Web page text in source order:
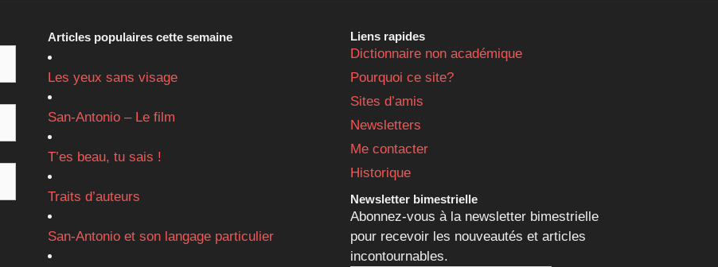
Articles populaires cette semaine
Les yeux sans visage
San-Antonio – Le film
T’es beau, tu sais !
Traits d’auteurs
San-Antonio et son langage particulier
Liens rapides
Dictionnaire non académique
Pourquoi ce site?
Sites d’amis
Newsletters
Me contacter
Historique
Newsletter bimestrielle
Abonnez-vous à la newsletter bimestrielle
pour recevoir les nouveautés et articles
incontournables.